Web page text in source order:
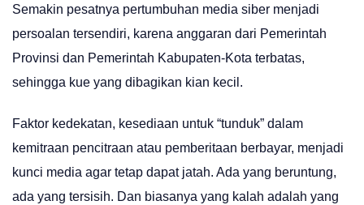
Semakin pesatnya pertumbuhan media siber menjadi
persoalan tersendiri, karena anggaran dari Pemerintah
Provinsi dan Pemerintah Kabupaten-Kota terbatas,
sehingga kue yang dibagikan kian kecil.
Faktor kedekatan, kesediaan untuk “tunduk” dalam
kemitraan pencitraan atau pemberitaan berbayar, menjadi
kunci media agar tetap dapat jatah. Ada yang beruntung,
ada yang tersisih. Dan biasanya yang kalah adalah yang